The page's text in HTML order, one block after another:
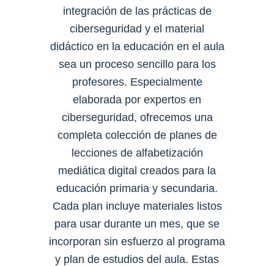
integración de las prácticas de
ciberseguridad y el material
didáctico en la educación en el aula
sea un proceso sencillo para los
profesores. Especialmente
elaborada por expertos en
ciberseguridad, ofrecemos una
completa colección de planes de
lecciones de alfabetización
mediática digital creados para la
educación primaria y secundaria.
Cada plan incluye materiales listos
para usar durante un mes, que se
incorporan sin esfuerzo al programa
y plan de estudios del aula. Estas